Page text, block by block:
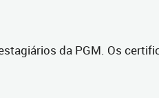
da PGM. Os